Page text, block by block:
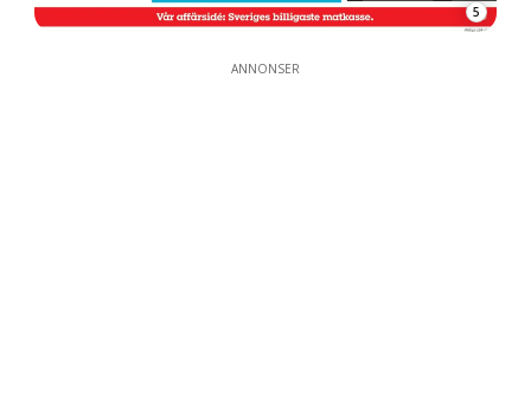
5
ANNONSER